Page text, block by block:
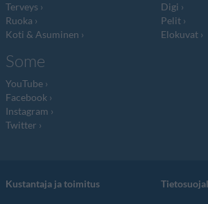
Terveys
Ruoka
Koti & Asuminen
Digi
Pelit
Elokuvat
Some
YouTube
Facebook
Instagram
Twitter
Kustantaja ja toimitus